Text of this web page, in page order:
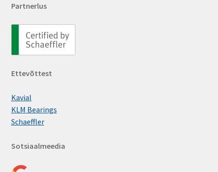
Partnerlus
Ettevõttest
Kavial
KLM Bearings
Schaeffler
Sotsiaalmeedia